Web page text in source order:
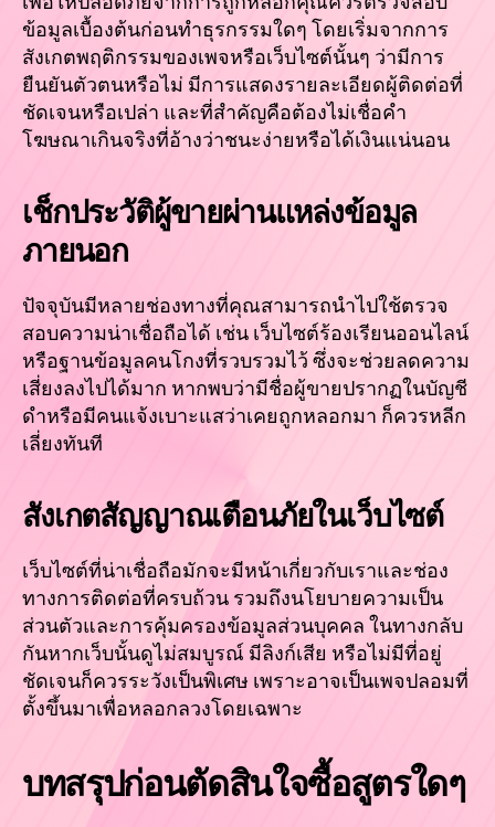
ข้อมูลเบื้องต้นก่อนทำธุรกรรมใดๆ โดยเริ่มจากการ
สังเกตพฤติกรรมของเพจหรือเว็บไซต์นั้นๆ ว่ามีการ
ยืนยันตัวตนหรือไม่ มีการแสดงรายละเอียดผู้ติดต่อที่
ชัดเจนหรือเปล่า และที่สำคัญคือต้องไม่เชื่อคำ
โฆษณาเกินจริงที่อ้างว่าชนะง่ายหรือได้เงินแน่นอน
เช็กประวัติผู้ขายผ่านแหล่งข้อมูล
ภายนอก
ปัจจุบันมีหลายช่องทางที่คุณสามารถนำไปใช้ตรวจ
สอบความน่าเชื่อถือได้ เช่น เว็บไซต์ร้องเรียนออนไลน์
หรือฐานข้อมูลคนโกงที่รวบรวมไว้ ซึ่งจะช่วยลดความ
เสี่ยงลงไปได้มาก หากพบว่ามีชื่อผู้ขายปรากฏในบัญชี
ดำหรือมีคนแจ้งเบาะแสว่าเคยถูกหลอกมา ก็ควรหลีก
เลี่ยงทันที
สังเกตสัญญาณเตือนภัยในเว็บไซต์
เว็บไซต์ที่น่าเชื่อถือมักจะมีหน้าเกี่ยวกับเราและช่อง
ทางการติดต่อที่ครบถ้วน รวมถึงนโยบายความเป็น
ส่วนตัวและการคุ้มครองข้อมูลส่วนบุคคล ในทางกลับ
กันหากเว็บนั้นดูไม่สมบูรณ์ มีลิงก์เสีย หรือไม่มีที่อยู่
ชัดเจนก็ควรระวังเป็นพิเศษ เพราะอาจเป็นเพจปลอมที่
ตั้งขึ้นมาเพื่อหลอกลวงโดยเฉพาะ
บทสรุปก่อนตัดสินใจซื้อสูตรใดๆ